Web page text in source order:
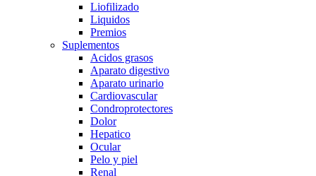
Liofilizado
Liquidos
Premios
Suplementos
Acidos grasos
Aparato digestivo
Aparato urinario
Cardiovascular
Condroprotectores
Dolor
Hepatico
Ocular
Pelo y piel
Renal